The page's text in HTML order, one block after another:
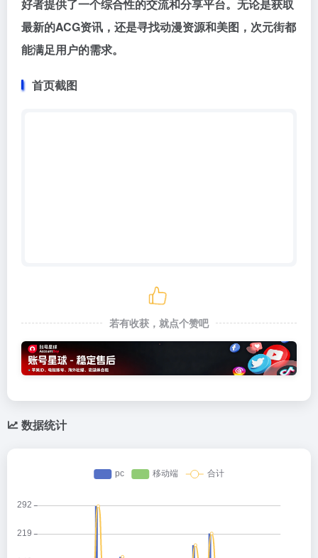
好者提供了一个综合性的交流和分享平台。无论是获取
最新的ACG资讯，还是寻找动漫资源和美图，次元街都
能满足用户的需求。
首页截图
若有收获，就点个赞吧
数据统计